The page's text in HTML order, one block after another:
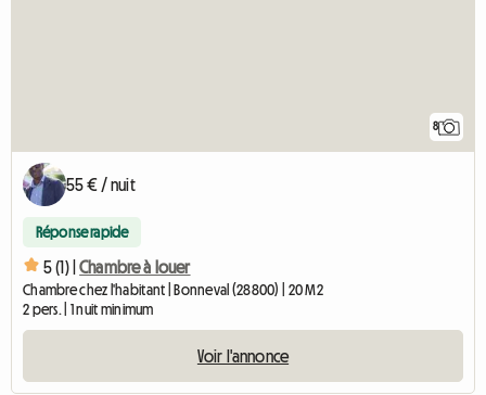
8
55 € / nuit
Réponse rapide
5 (1) | Chambre à louer
Chambre chez l'habitant | Bonneval (28800) | 20 M2
2 pers. | 1 nuit minimum
Voir l'annonce